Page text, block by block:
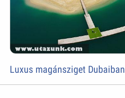
Luxus magánsziget Dubaiban